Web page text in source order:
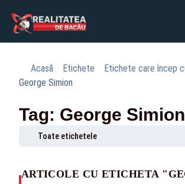
Acasă Etichete
Etichete care încep
George Simion
Tag: George Simion
Toate etichetele
ARTICOLE CU ETICHETA